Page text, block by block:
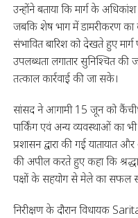
उन्होंने बताया कि मार्ग के अधिकांश
जबकि शेष भाग में डामरीकरण का
संभावित बारिश को देखते हुए
उपलब्धता लगातार सुनिश्चित की
तत्काल कार्रवाई की जा सके।
सांसद ने आगामी 15 जून को
पार्किंग एवं अन्य व्यवस्थाओं का भी
प्रशासन द्वारा की गई
की अपील करते हुए कहा कि
पक्षों के सहयोग से मेले का सफल
निरीक्षण के दौरान विधायक